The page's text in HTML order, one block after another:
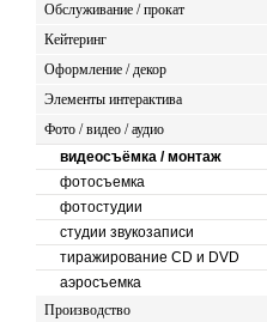
Обслуживание / прокат
Кейтеринг
Оформление / декор
Элементы интерактива
Фото / видео / аудио
видеосъёмка / монтаж
фотосъемка
фотостудии
студии звукозаписи
тиражирование CD и DVD
аэросъемка
Производство